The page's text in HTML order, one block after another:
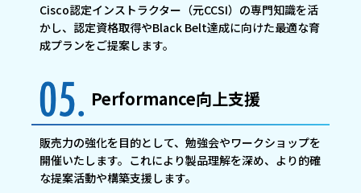
Cisco認定インストラクター（元CCSI）の専門知識を活
かし、認定資格取得やBlack Belt達成に向けた最適な育
成プランをご提案します。
Performance向上支援
販売力の強化を目的として、勉強会やワークショップを
開催いたします。これにより製品理解を深め、より的確
な提案活動や構築支援します。